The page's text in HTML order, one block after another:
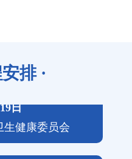
排 ·
日
健康委员会